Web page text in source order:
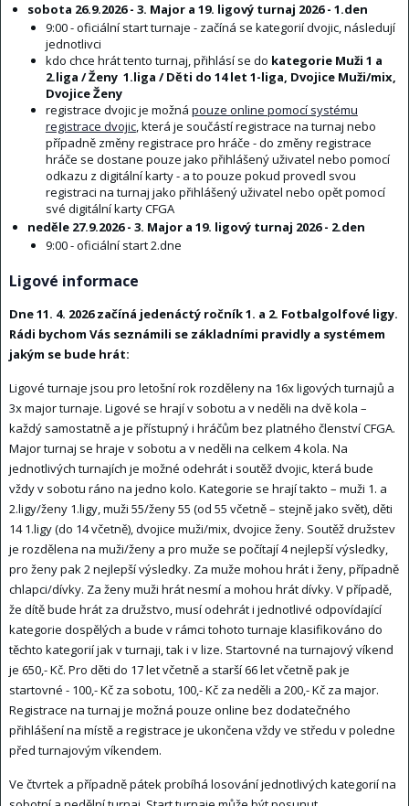
sobota 26.9.2026 - 3. Major a 19. ligový turnaj 2026 - 1.den
9:00 - oficiální start turnaje - začíná se kategorií dvojic, následují
jednotlivci
kdo chce hrát tento turnaj, přihlásí se do kategorie Muži 1 a
2.liga / Ženy 1.liga / Děti do 14 let 1-liga, Dvojice Muži/mix,
Dvojice Ženy
registrace dvojic je možná pouze online pomocí systému
registrace dvojic, která je součástí registrace na turnaj nebo
případně změny registrace pro hráče - do změny registrace
hráče se dostane pouze jako přihlášený uživatel nebo pomocí
odkazu z digitální karty - a to pouze pokud provedl svou
registraci na turnaj jako přihlášený uživatel nebo opět pomocí
své digitální karty CFGA
neděle 27.9.2026 - 3. Major a 19. ligový turnaj 2026 - 2.den
9:00 - oficiální start 2.dne
Ligové informace
Dne 11. 4. 2026 začíná jedenáctý ročník 1. a 2. Fotbalgolfové ligy.
Rádi bychom Vás seznámili se základními pravidly a systémem
jakým se bude hrát:
Ligové turnaje jsou pro letošní rok rozděleny na 16x ligových turnajů a
3x major turnaje. Ligové se hrají v sobotu a v neděli na dvě kola –
každý samostatně a je přístupný i hráčům bez platného členství CFGA.
Major turnaj se hraje v sobotu a v neděli na celkem 4 kola. Na
jednotlivých turnajích je možné odehrát i soutěž dvojic, která bude
vždy v sobotu ráno na jedno kolo. Kategorie se hrají takto – muži 1. a
2.ligy/ženy 1.ligy, muži 55/ženy 55 (od 55 včetně – stejně jako svět), děti
14 1.ligy (do 14 včetně), dvojice muži/mix, dvojice ženy. Soutěž družstev
je rozdělena na muži/ženy a pro muže se počítají 4 nejlepší výsledky,
pro ženy pak 2 nejlepší výsledky. Za muže mohou hrát i ženy, případně
chlapci/dívky. Za ženy muži hrát nesmí a mohou hrát dívky. V případě,
že dítě bude hrát za družstvo, musí odehrát i jednotlivé odpovídající
kategorie dospělých a bude v rámci tohoto turnaje klasifikováno do
těchto kategorií jak v turnaji, tak i v lize. Startovné na turnajový víkend
je 650,- Kč. Pro děti do 17 let včetně a starší 66 let včetně pak je
startovné - 100,- Kč za sobotu, 100,- Kč za neděli a 200,- Kč za major.
Registrace na turnaj je možná pouze online bez dodatečného
přihlášení na místě a registrace je ukončena vždy ve středu v poledne
před turnajovým víkendem.
Ve čtvrtek a případně pátek probíhá losování jednotlivých kategorií na